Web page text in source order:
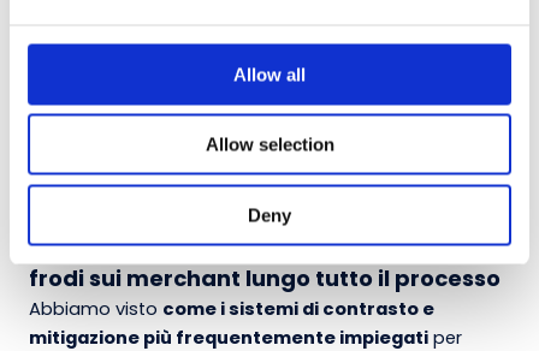
Allow all
Allow selection
Deny
CNP portate a termine con successo è indice del
esiste un ampio margine di
miglioramento e potenziamento del processo
L’Approccio Alfa Group: contrastare le
frodi sui merchant lungo tutto il processo
Abbiamo visto come i sistemi di contrasto e
mitigazione più frequentemente impiegati per